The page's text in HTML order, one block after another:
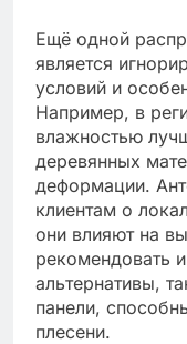
Ещё одной
является
условий и
Например, в
влажностью
деревянных
деформации.
клиентам о
они влияют на
рекомендовать
альтернативы,
панели,
плесени.